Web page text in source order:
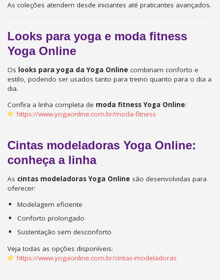
As coleções atendem desde iniciantes até praticantes avançados.
Looks para yoga e moda fitness
Yoga Online
Os looks para yoga da Yoga Online combinam conforto e
estilo, podendo ser usados tanto para treino quanto para o dia a
dia.
Confira a linha completa de moda fitness Yoga Online:
https://www.yogaonline.com.br/moda-fitness
Cintas modeladoras Yoga Online:
conheça a linha
As cintas modeladoras Yoga Online são desenvolvidas para
oferecer:
Modelagem eficiente
Conforto prolongado
Sustentação sem desconforto
Veja todas as opções disponíveis:
https://www.yogaonline.com.br/cintas-modeladoras